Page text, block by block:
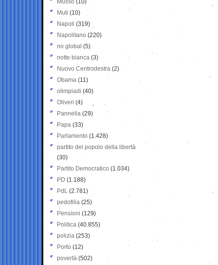
Musso (10)
Muti (10)
Napoli (319)
Napolitano (220)
no global (5)
notte bianca (3)
Nuovo Centrodestra (2)
Obama (11)
olimpiadi (40)
Oliveri (4)
Pannella (29)
Papa (33)
Parlamento (1.428)
partito del popolo della libertà
(30)
Partito Democratico (1.034)
PD (1.188)
PdL (2.781)
pedofilia (25)
Pensioni (129)
Politica (40.855)
polizia (253)
Porto (12)
povertà (502)